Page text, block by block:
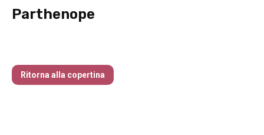
Parthenope
Ritorna alla copertina